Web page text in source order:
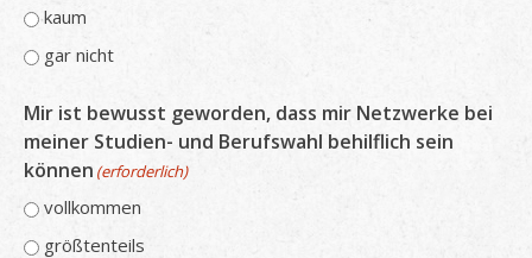
kaum
gar nicht
Mir ist bewusst geworden, dass mir Netzwerke bei
meiner Studien- und Berufswahl behilflich sein
können (erforderlich)
vollkommen
größtenteils